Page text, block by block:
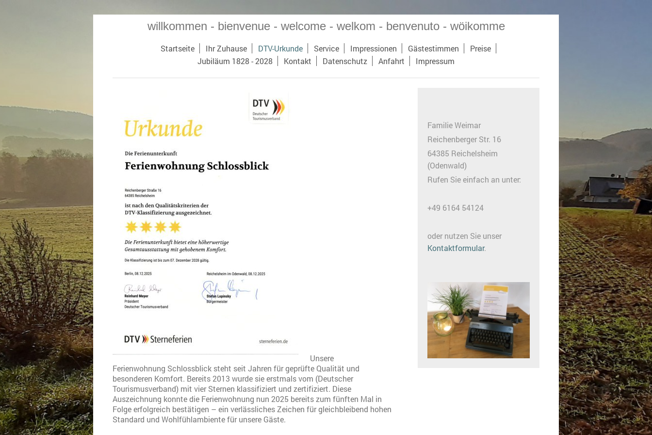
willkommen - bienvenue - welcome - welkom - benvenuto - wöikomme
Startseite Ihr Zuhause DTV-Urkunde Service Impressionen Gästestimmen
Preise
Jubiläum 1828 - 2028
Kontakt Datenschutz Anfahrt Impressum
Unsere
Ferienwohnung Schlossblick steht seit Jahren für geprüfte Qualität und
besonderen Komfort. Bereits 2013 wurde sie erstmals vom (Deutscher
Tourismusverband) mit vier Sternen klassifiziert und zertifiziert. Diese
Auszeichnung konnte die Ferienwohnung nun 2025 bereits zum fünften Mal in
Folge erfolgreich bestätigen – ein verlässliches Zeichen für gleichbleibend hohen
Standard und Wohlfühlambiente für unsere Gäste.
Familie Weimar
Reichenberger Str. 16
64385 Reichelsheim
(Odenwald)
Rufen Sie einfach an unter:
+49 6164 54124
oder nutzen Sie unser
Kontaktformular.